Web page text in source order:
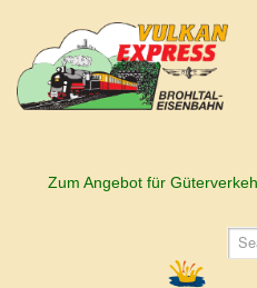
Zum Angebot für